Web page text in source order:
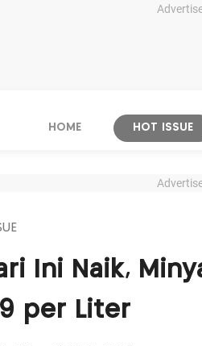
HOME HOT ISSUE
Ini Naik,
per Liter